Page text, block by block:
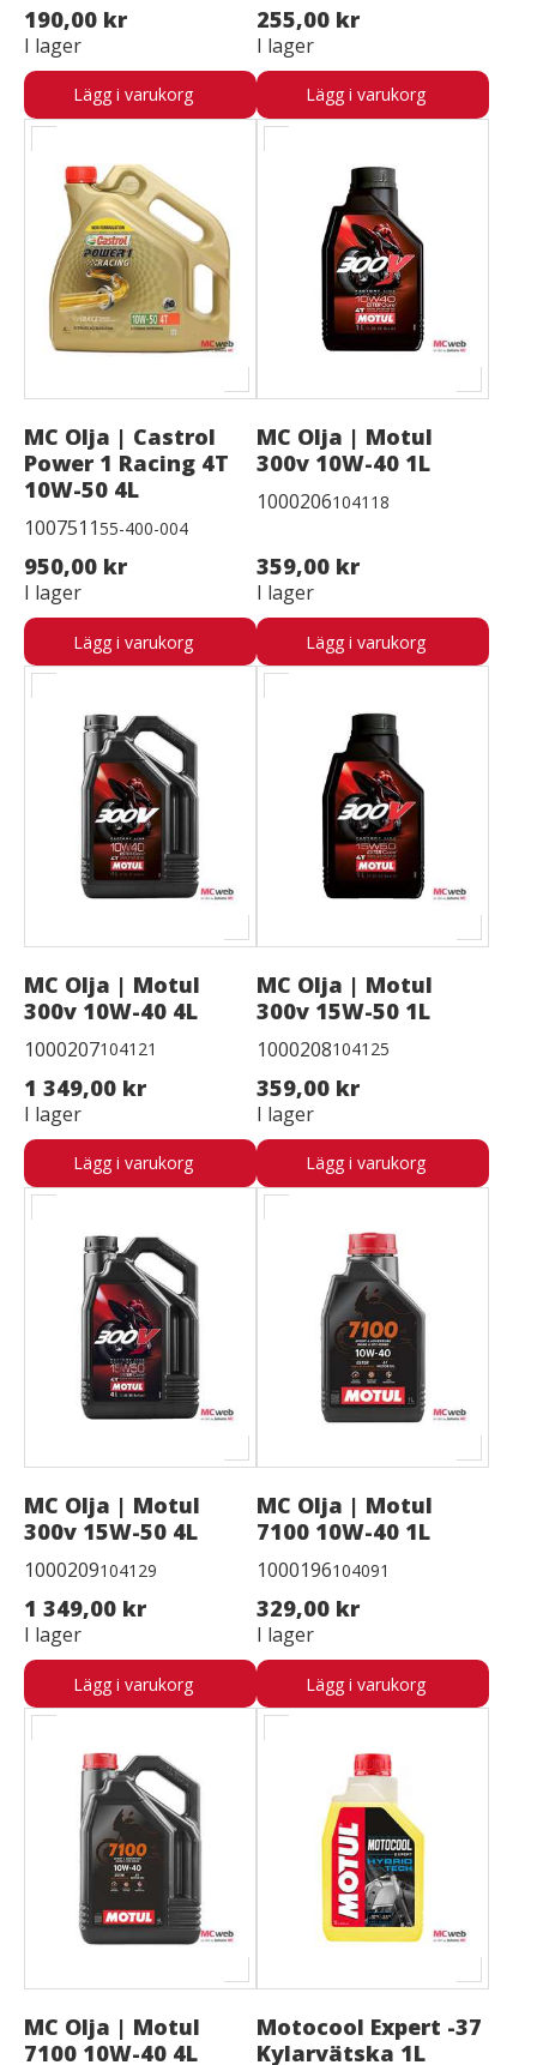
190,00 kr
I lager
Lägg i varukorg
255,00 kr
I lager
Lägg i varukorg
MC Olja | Castrol
Power 1 Racing 4T
10W-50 4L
100751155-400-004
950,00 kr
I lager
Lägg i varukorg
MC Olja | Motul
300v 10W-40 1L
1000206104118
359,00 kr
I lager
Lägg i varukorg
MC Olja | Motul
300v 10W-40 4L
1000207104121
1 349,00 kr
I lager
Lägg i varukorg
MC Olja | Motul
300v 15W-50 1L
1000208104125
359,00 kr
I lager
Lägg i varukorg
MC Olja | Motul
300v 15W-50 4L
1000209104129
1 349,00 kr
I lager
Lägg i varukorg
MC Olja | Motul
7100 10W-40 1L
1000196104091
329,00 kr
I lager
Lägg i varukorg
MC Olja | Motul
7100 10W-40 4L
Motocool Expert -37
Kylarvätska 1L